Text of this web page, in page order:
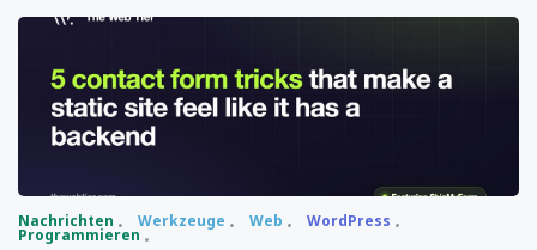
Nachrichten Werkzeuge Web WordPress
Programmieren